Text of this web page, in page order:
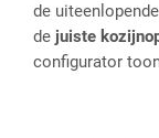
de
de juiste
configurator